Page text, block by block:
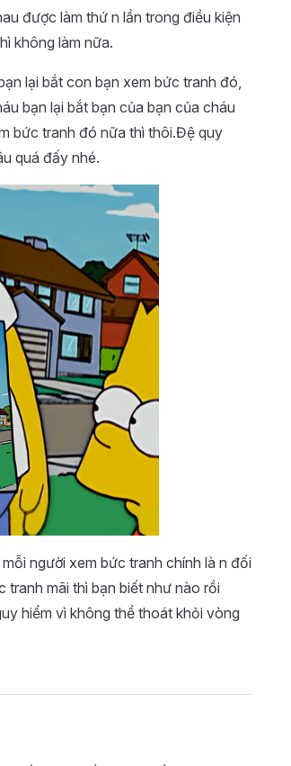
được làm thứ n lần trong điều kiện
không làm nữa.
lại bắt con bạn xem bức tranh đó,
bạn lại bắt bạn của bạn của cháu
bức tranh đó nữa thì thôi.Đệ quy
quá đấy nhé.
người xem bức tranh chính là n đối
mãi thì bạn biết như nào rồi
hiểm vì không thể thoát khỏi vòng